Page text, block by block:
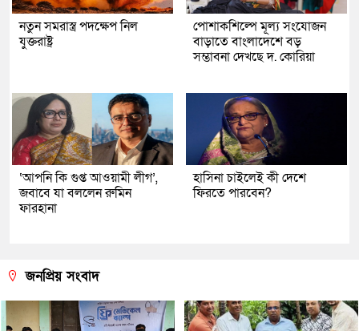
নতুন সমরাস্ত্র পদক্ষেপ নিল
যুক্তরাষ্ট্র
পোশাকশিল্পে মূল্য সংযোজন
বাড়াতে বাংলাদেশে বড়
সম্ভাবনা দেখছে দ. কোরিয়া
‘আপনি কি গুপ্ত আওয়ামী লীগ’,
জবাবে যা বললেন রুমিন
ফারহানা
হাসিনা চাইলেই কী দেশে
ফিরতে পারবেন?
জনপ্রিয় সংবাদ